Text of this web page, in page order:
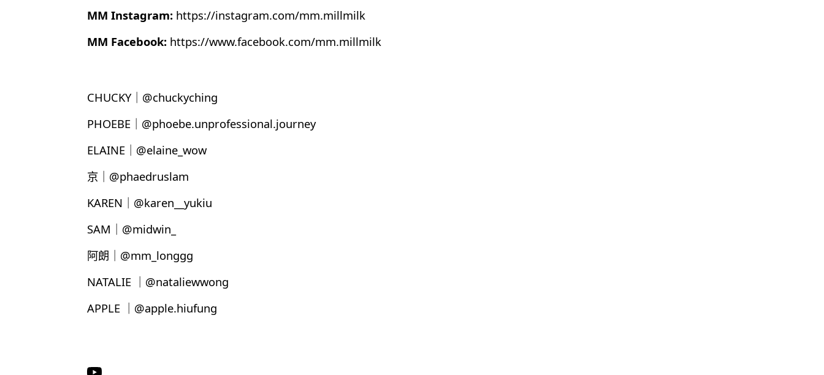
MM Instagram: https://instagram.com/mm.millmilk
MM Facebook: https://www.facebook.com/mm.millmilk
CHUCKY｜@chuckyching
PHOEBE｜@phoebe.unprofessional.journey
ELAINE｜@elaine_wow
京｜@phaedruslam
KAREN｜@karen__yukiu
SAM｜@midwin_
阿朗｜@mm_longgg
NATALIE ｜@nataliewwong
APPLE ｜@apple.hiufung